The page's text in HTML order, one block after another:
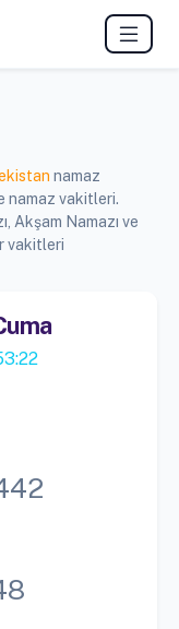
namaz
namaz vakitleri.
Akşam Namazı ve
vakitleri